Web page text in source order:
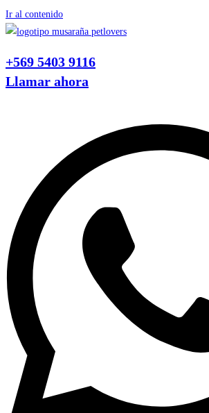
Ir al contenido
+569 5403 9116
Llamar ahora